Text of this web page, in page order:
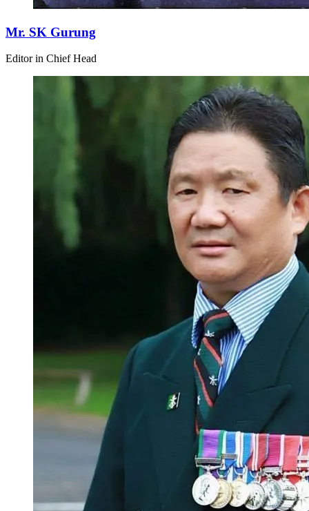
Mr. SK Gurung
Editor in Chief Head